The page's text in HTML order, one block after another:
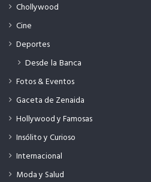
Chollywood
Cine
Deportes
Desde la Banca
Fotos & Eventos
Gaceta de Zenaida
Hollywood y Famosas
Insólito y Curioso
Internacional
Moda y Salud